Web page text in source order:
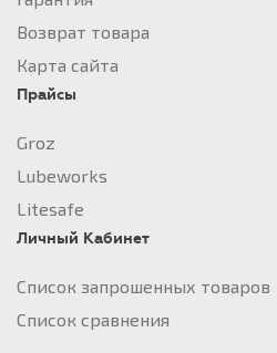
Возврат товара
Карта сайта
Прайсы
Groz
Lubeworks
Litesafe
Личный Кабинет
Список запрошенных товаров
Список сравнения